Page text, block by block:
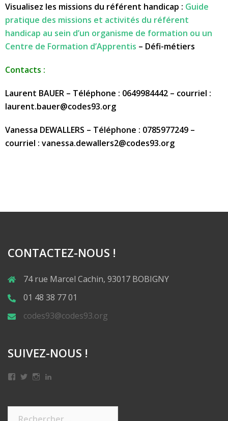
Visualisez les missions du référent handicap : Guide
pratique des missions et activités du référent
handicap au sein d’un organisme de formation ou un
Centre de Formation d’Apprentis – Défi-métiers
Contacts :
Laurent BAUER – Téléphone : 0649984442 – courriel :
laurent.bauer@codes93.org
Vanessa DEWALLERS – Téléphone : 0785977249 –
courriel : vanessa.dewallers2@codes93.org
CONTACTEZ-NOUS !
74 rue Marcel Cachin, 93017 BOBIGNY
01 48 38 77 01
codes93@codes93.org
SUIVEZ-NOUS !